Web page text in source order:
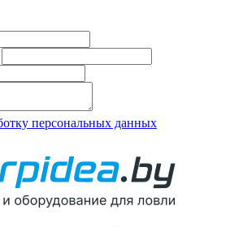
персональных данных